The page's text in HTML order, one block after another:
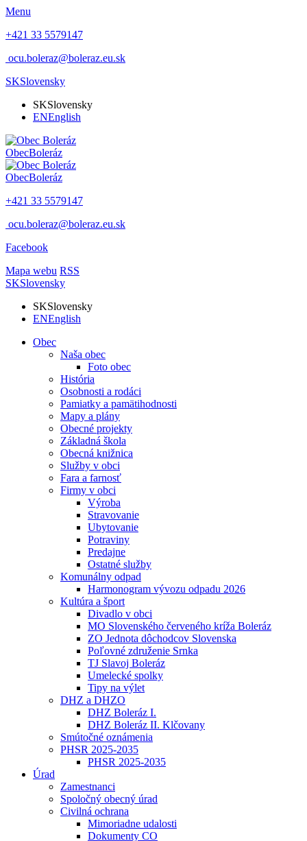
Menu
+421 33 5579147
ocu.boleraz@boleraz.eu.sk
SKSlovensky
SKSlovensky
ENEnglish
ObecBoleráz
ObecBoleráz
+421 33 5579147
ocu.boleraz@boleraz.eu.sk
Facebook
Mapa webu RSS
SKSlovensky
SKSlovensky
ENEnglish
Obec
Naša obec
Foto obec
História
Osobnosti a rodáci
Pamiatky a pamätihodnosti
Mapy a plány
Obecné projekty
Základná škola
Obecná knižnica
Služby v obci
Fara a farnosť
Firmy v obci
Výroba
Stravovanie
Ubytovanie
Potraviny
Predajne
Ostatné služby
Komunálny odpad
Harmonogram vývozu odpadu 2026
Kultúra a šport
Divadlo v obci
MO Slovenského červeného kríža Boleráz
ZO Jednota dôchodcov Slovenska
Poľovné združenie Srnka
TJ Slavoj Boleráz
Umelecké spolky
Tipy na výlet
DHZ a DHZO
DHZ Boleráz I.
DHZ Boleráz II. Klčovany
Smútočné oznámenia
PHSR 2025-2035
PHSR 2025-2035
Úrad
Zamestnanci
Spoločný obecný úrad
Civilná ochrana
Mimoriadne udalosti
Dokumenty CO